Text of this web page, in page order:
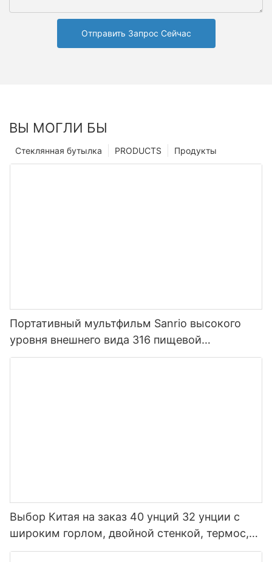
Отправить Запрос Сейчас
ВЫ МОГЛИ БЫ
Продукты
PRODUCTS
Стеклянная бутылка
Портативный мультфильм Sanrio высокого
уровня внешнего вида 316 пищевой
нержавеющей стали термос для детей
Выбор Китая на заказ 40 унций 32 унции с
широким горлом, двойной стенкой, термос,
изолированная спортивная бутылка для воды